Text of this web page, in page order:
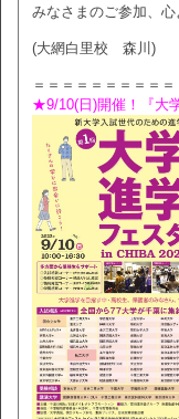
みなさまのご参加、心
(大網白里校 森川)
＝＝＝＝＝＝＝＝＝
★9/10(日)開催！『大